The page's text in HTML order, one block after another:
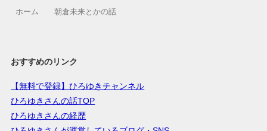
ホーム 朝倉未来とかの話
おすすめのリンク
【無料で登録】ひろゆきチャンネル
ひろゆきさんの話TOP
ひろゆきさんの経歴